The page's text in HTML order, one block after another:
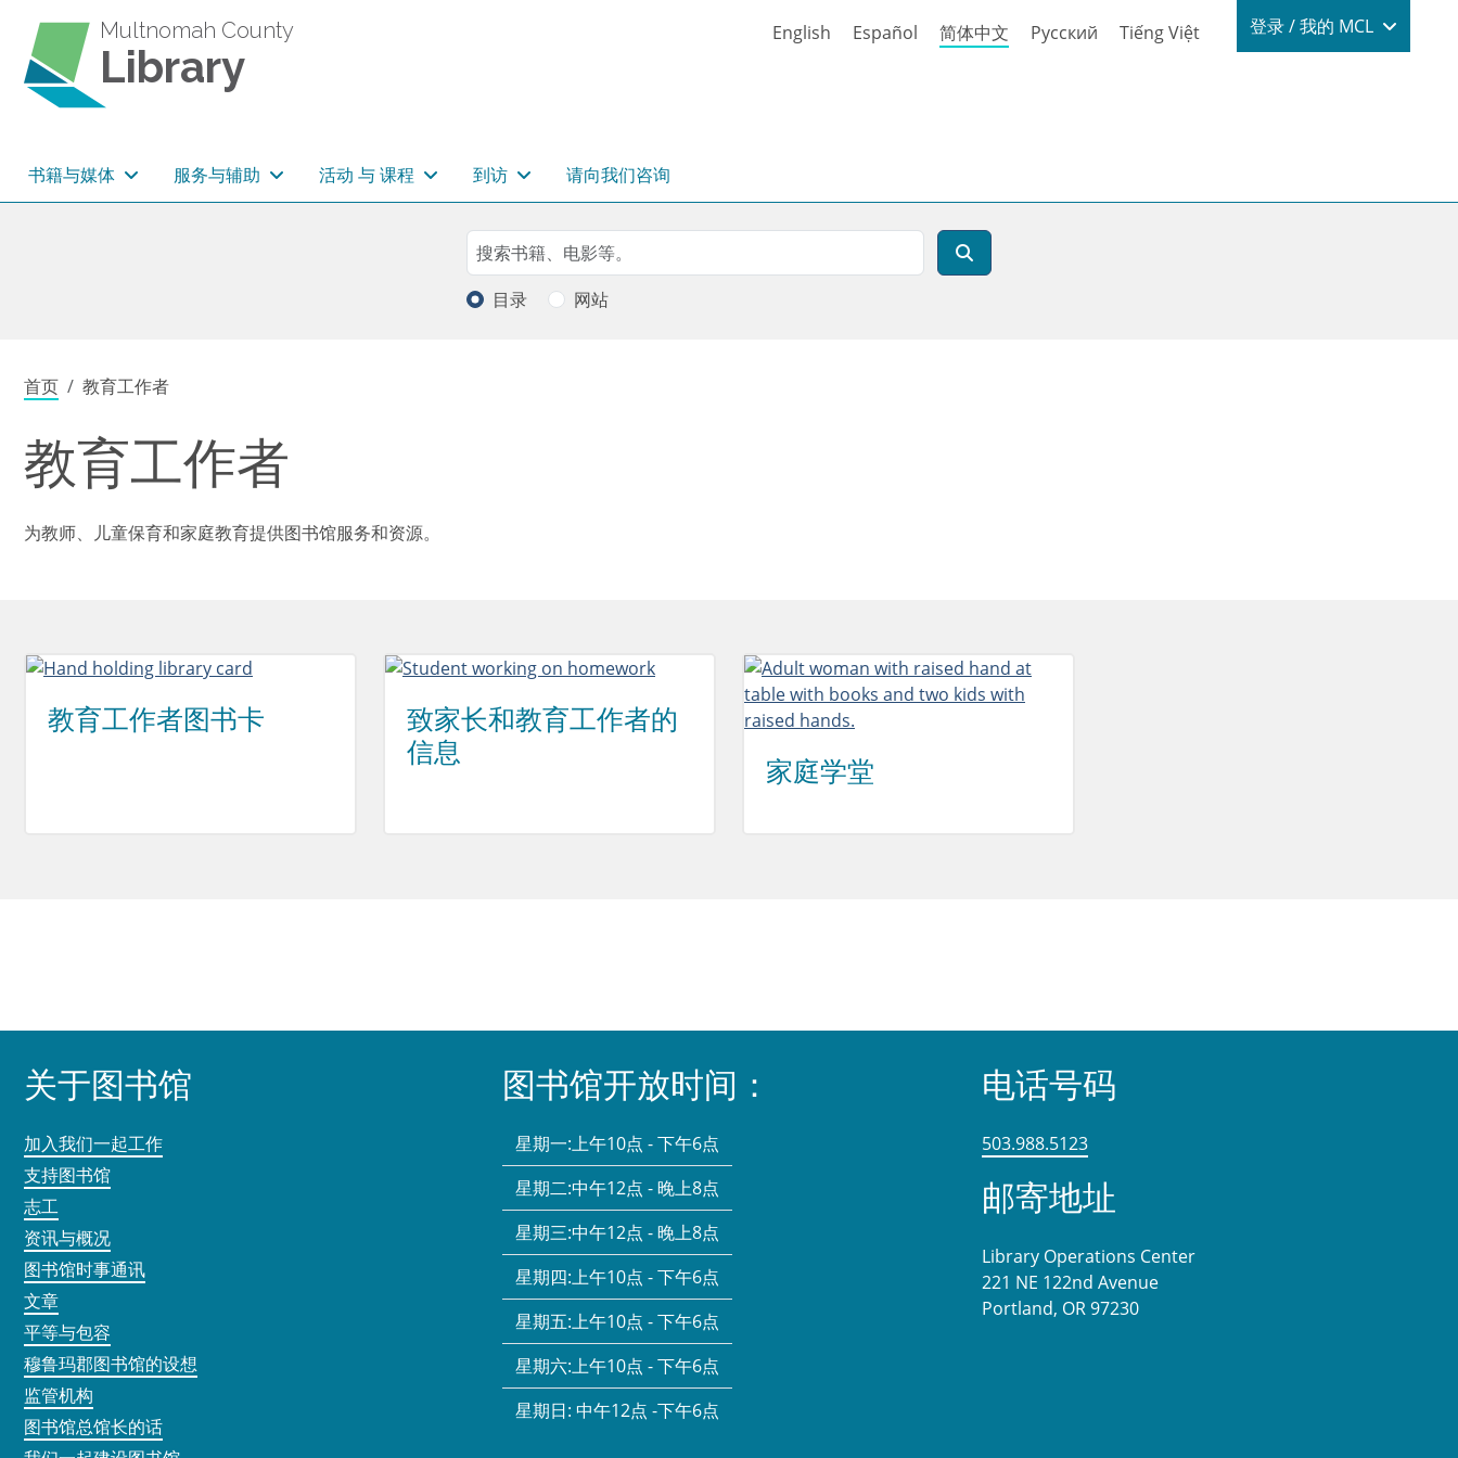
Multnomah County
Library
English Español 简体中文 Русский Tiếng Việt Login / My
登录 / 我的 MCL
主导航
书籍与媒体 服务与辅助 活动 与 课程 到访 请向我们咨询
Search
搜索
目录 网站
面包屑
首页 教育工作者
教育工作者
为教师、儿童保育和家庭教育提供图书馆服务和资源。
教育工作者图书卡
致家长和教育工作者的
信息
家庭学堂
关于图书馆
加入我们一起工作
支持图书馆
志工
资讯与概况
图书馆时事通讯
文章
平等与包容
穆鲁玛郡图书馆的设想
监管机构
图书馆总馆长的话
图书馆开放时间：
星期一:上午10点 - 下午6点
星期二:中午12点 - 晚上8点
星期三:中午12点 - 晚上8点
星期四:上午10点 - 下午6点
星期五:上午10点 - 下午6点
星期六:上午10点 - 下午6点
星期日: 中午12点 -下午6点
电话号码
503.988.5123
邮寄地址
Library Operations Center
221 NE 122nd Avenue
Portland, OR 97230